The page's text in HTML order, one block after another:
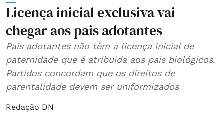
Licença inicial exclusiva vai
chegar aos pais adotantes
Pais adotantes não têm a licença inicial de
paternidade que é atribuída aos pais biológicos.
Partidos concordam que os direitos de
parentalidade devem ser uniformizados
Redação DN